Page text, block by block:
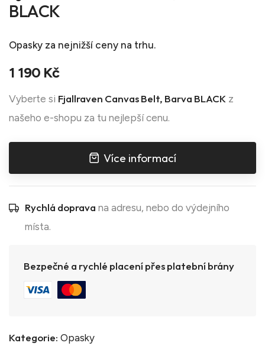
BLACK
Opasky za nejnižší ceny na trhu.
1 190 Kč
Vyberte si Fjallraven Canvas Belt, Barva BLACK z
našeho e-shopu za tu nejlepší cenu.
Více informací
Rychlá doprava na adresu, nebo do výdejního
místa.
Bezpečné a rychlé placení přes platební brány
Kategorie: Opasky